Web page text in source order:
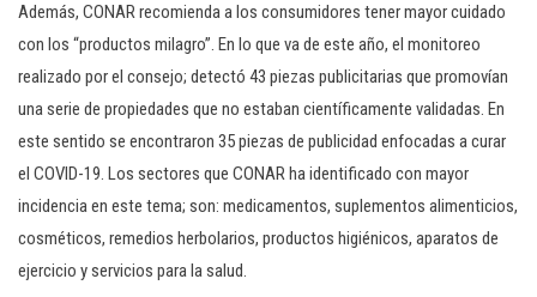
Además, CONAR recomienda a los consumidores tener mayor cuidado
con los “productos milagro”. En lo que va de este año, el monitoreo
realizado por el consejo; detectó 43 piezas publicitarias que promovían
una serie de propiedades que no estaban científicamente validadas. En
este sentido se encontraron 35 piezas de publicidad enfocadas a curar
el COVID-19. Los sectores que CONAR ha identificado con mayor
incidencia en este tema; son: medicamentos, suplementos alimenticios,
cosméticos, remedios herbolarios, productos higiénicos, aparatos de
ejercicio y servicios para la salud.